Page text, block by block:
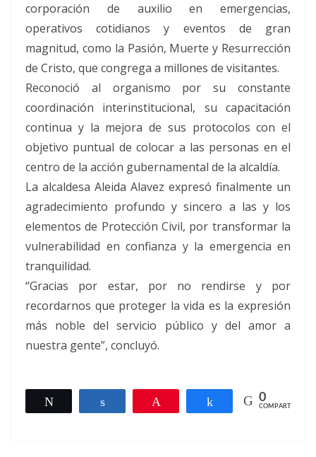
corporación de auxilio en emergencias,
operativos cotidianos y eventos de gran
magnitud, como la Pasión, Muerte y Resurrección
de Cristo, que congrega a millones de visitantes.
Reconoció al organismo por su constante
coordinación interinstitucional, su capacitación
continua y la mejora de sus protocolos con el
objetivo puntual de colocar a las personas en el
centro de la acción gubernamental de la alcaldía.
La alcaldesa Aleida Alavez expresó finalmente un
agradecimiento profundo y sincero a las y los
elementos de Protección Civil, por transformar la
vulnerabilidad en confianza y la emergencia en
tranquilidad.
“Gracias por estar, por no rendirse y por
recordarnos que proteger la vida es la expresión
más noble del servicio público y del amor a
nuestra gente”, concluyó.
Compartir Compartir
0
COMPARTIR